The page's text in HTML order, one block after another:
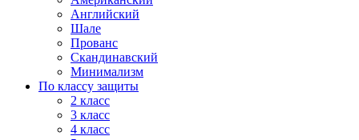
Английский
Шале
Прованс
Скандинавский
Минимализм
По классу защиты
2 класс
3 класс
4 класс